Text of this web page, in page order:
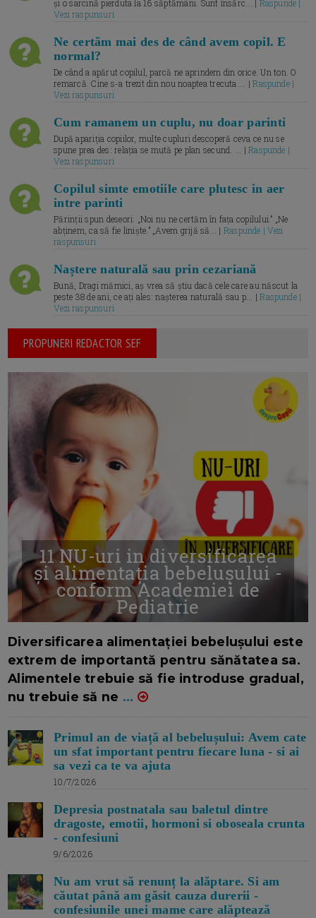
și o sarcină pierduta la 16 săptămâni. Sunt însărc... | Raspunde |
Vezi raspunsuri
Ne certăm mai des de când avem copil. E
normal?
De când a apărut copilul, parcă ne aprindem din orice. Un ton. O
remarcă. Cine s-a trezit din nou noaptea trecuta.... |Raspunde |
Vezi raspunsuri
Cum ramanem un cuplu, nu doar parinti
După apariția copiilor, multe cupluri descoperă ceva ce nu se
spune prea des: relația se mută pe plan secund. ... |Raspunde |
Vezi raspunsuri
Copilul simte emotiile care plutesc in aer
intre parinti
Părinții spun deseori: „Noi nu ne certăm în fața copilului.” „Ne
abținem, ca să fie liniște.” „Avem grijă să... | Raspunde | Vezi
raspunsuri
Naștere naturală sau prin cezariană
Bună, Dragi mămici, aș vrea să știu dacă cele care au născut la
peste 38 de ani, ce ați ales: nașterea naturală sau p... |Raspunde |
Vezi raspunsuri
PROPUNERI REDACTOR SEF
11 NU-uri in diversificarea
și alimentația bebelușului -
conform Academiei de
Pediatrie
Diversificarea alimentației bebelușului este
extrem de importantă pentru sănătatea sa.
Alimentele trebuie să fie introduse gradual,
nu trebuie să ne ...
Primul an de viață al bebelușului: Avem cate
un sfat important pentru fiecare luna - si ai
sa vezi ca te va ajuta
10/7/2026
Depresia postnatala sau baletul dintre
dragoste, emotii, hormoni si oboseala crunta
- confesiuni
9/6/2026
Nu am vrut să renunț la alăptare. Si am
căutat până am găsit cauza durerii -
confesiunile unei mame care alăptează